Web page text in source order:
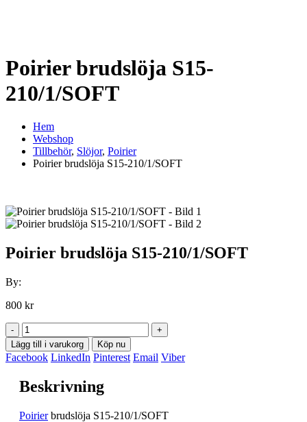
Poirier brudslöja S15-
210/1/SOFT
Hem
Webshop
Tillbehör, Slöjor, Poirier
Poirier brudslöja S15-210/1/SOFT
Poirier brudslöja S15-210/1/SOFT
By:
800 kr
-
+
Lägg till i varukorg
Köp nu
Facebook LinkedIn Pinterest Email Viber
Beskrivning
Poirier brudslöja S15-210/1/SOFT